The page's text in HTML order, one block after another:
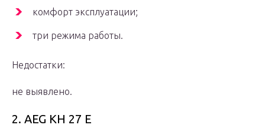
комфорт эксплуатации;
три режима работы.
Недостатки:
не выявлено.
2. AEG KH 27 E